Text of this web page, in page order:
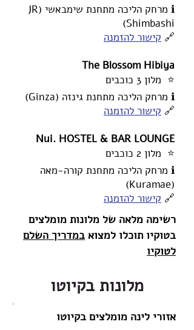
ℹ️ מרחק הליכה מתחנת שימבאשי (JR
Shimbashi)
🔗 קישור להזמנה
The Blossom Hibiya
⭐ מלון 3 כוכבים
ℹ️ מרחק הליכה מתחנת גינזה (Ginza)
🔗 קישור להזמנה
Nui. HOSTEL & BAR LOUNGE
⭐ מלון 2 כוכבים
ℹ️ מרחק הליכה מתחנת קורה-מאה
(Kuramae)
🔗 קישור להזמנה
רשימה מלאה של מלונות מומלצים
בטוקיו תוכלו למצוא במדריך השלם
לטוקיו
מלונות בקיוטו
אזורי לינה מומלצים בקיוטו